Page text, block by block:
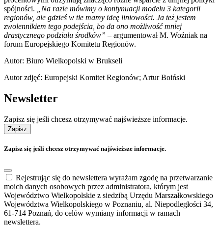
spójności.
„Na razie mówimy o kontynuacji modelu 3 kategorii
regionów, ale gdzieś w tle mamy ideę liniowości. Ja też jestem
zwolennikiem tego podejścia, bo da ono możliwość mniej
drastycznego podziału środków” – argumentował M. Woźniak na
forum Europejskiego Komitetu Regionów.
Autor: Biuro Wielkopolski w Brukseli
Autor zdjęć: Europejski Komitet Regionów; Artur Boiński
Newsletter
Zapisz się jeśli chcesz otrzymywać najświeższe informacje.
Zapisz
Zapisz się jeśli chcesz otrzymywać najświeższe informacje.
Rejestrując się do newslettera wyrażam zgodę na przetwarzanie
moich danych osobowych przez administratora, którym jest
Województwo Wielkopolskie z siedzibą Urzędu Marszałkowskiego
Województwa Wielkopolskiego w Poznaniu, al. Niepodległości 34,
61-714 Poznań, do celów wymiany informacji w ramach
newslettera.